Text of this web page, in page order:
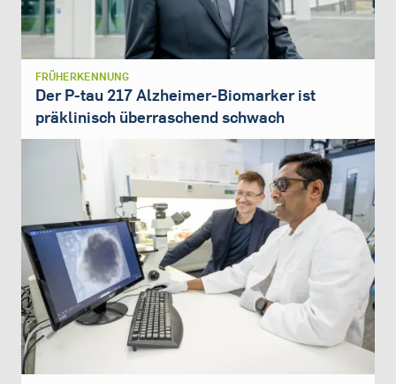
FRÜHERKENNUNG
Der P-tau 217 Alzheimer-Biomarker ist
präklinisch überraschend schwach